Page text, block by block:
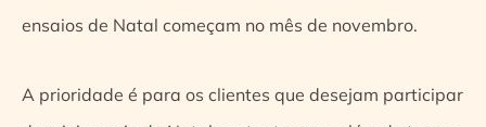
ensaios de Natal começam no mês de novembro.
A prioridade é para os clientes que desejam participar